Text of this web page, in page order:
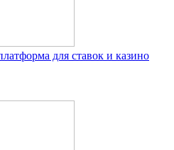
для ставок и казино